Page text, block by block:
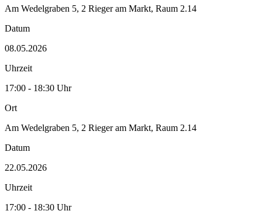
Am Wedelgraben 5, 2 Rieger am Markt, Raum 2.14
Datum
08.05.2026
Uhrzeit
17:00 - 18:30 Uhr
Ort
Am Wedelgraben 5, 2 Rieger am Markt, Raum 2.14
Datum
22.05.2026
Uhrzeit
17:00 - 18:30 Uhr